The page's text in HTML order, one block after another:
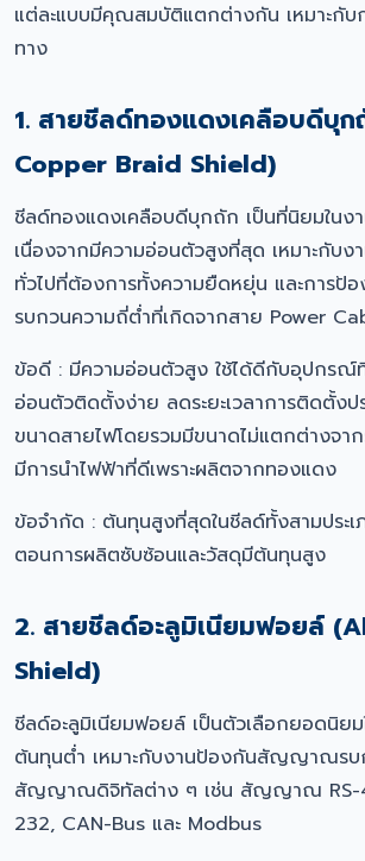
แต่ละแบบมีคุณสมบัติแตกต่างกัน เหมาะกับก
ทาง
1. สายชีลด์ทองแดงเคลือบดีบุ
Copper Braid Shield)
ชีลด์ทองแดงเคลือบดีบุกถัก เป็นที่นิยมในง
เนื่องจากมีความอ่อนตัวสูงที่สุด เหมาะกับงา
ทั่วไปที่ต้องการทั้งความยืดหยุ่น และการ
รบกวนความถี่ต่ำที่เกิดจากสาย Power
ข้อดี : มีความอ่อนตัวสูง ใช้ได้ดีกับอุปกรณ์
อ่อนตัวติดตั้งง่าย ลดระยะเวลาการติดตั้งป
ขนาดสายไฟโดยรวมมีขนาดไม่แตกต่างจา
มีการนำไฟฟ้าที่ดีเพราะผลิตจากทองแดง
ข้อจำกัด : ต้นทุนสูงที่สุดในชีลด์ทั้งสามประเ
ตอนการผลิตซับซ้อนและวัสดุมีต้นทุนสูง
2. สายชีลด์อะลูมิเนียมฟอยล์
Shield)
ชีลด์อะลูมิเนียมฟอยล์ เป็นตัวเลือกยอดนิย
ต้นทุนต่ำ เหมาะกับงานป้องกันสัญญาณรบ
สัญญาณดิจิทัลต่าง ๆ เช่น สัญญาณ RS-
232, CAN-Bus และ Modbus